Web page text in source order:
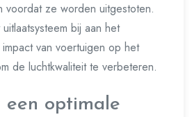
voordat ze worden uitgestoten.
bij aan het
van voertuigen op het
de luchtkwaliteit te verbeteren.
optimale